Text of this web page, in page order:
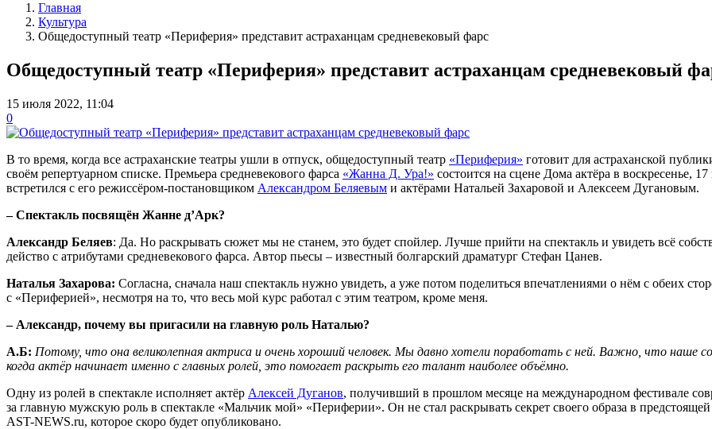
Главная
Культура
Общедоступный театр «Периферия» представит астраханцам средневековый фарс
Общедоступный театр «Периферия» представит астраханцам средневековый
15 июля 2022, 11:04
0
В то время, когда все астраханские театры ушли в отпуск, общедоступный театр «Периферия» готовит для астраханской
своём репертуарном списке. Премьера средневекового фарса «Жанна Д. Ура!» состоится на сцене Дома актёра в воскресенье,
встретился с его режиссёром-постановщиком Александром Беляевым и актёрами Натальей Захаровой и Алексеем Дугановым.
– Спектакль посвящён Жанне д’Арк?
Александр Беляев: Да. Но раскрывать сюжет мы не станем, это будет спойлер. Лучше прийти на спектакль и увидеть всё
действо с атрибутами средневекового фарса. Автор пьесы – известный болгарский драматург Стефан Цанев.
Наталья Захарова: Согласна, сначала наш спектакль нужно увидеть, а уже потом поделиться впечатлениями о нём с обеих
с «Периферией», несмотря на то, что весь мой курс работал с этим театром, кроме меня.
– Александр, почему вы пригасили на главную роль Наталью?
А.Б: Потому, что она великолепная актриса и очень хороший человек. Мы давно хотели поработать с ней. Важно, что наше
когда актёр начинает именно с главных ролей, это помогает раскрыть его талант наиболее объёмно.
Одну из ролей в спектакле исполняет актёр Алексей Дуганов, получивший в прошлом месяце на международном фестивале
за главную мужскую роль в спектакле «Мальчик мой» «Периферии». Он не стал раскрывать секрет своего образа в
AST-NEWS.ru, которое скоро будет опубликовано.